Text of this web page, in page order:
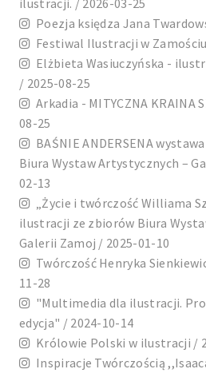
Poezja księdza Jana
Festiwal Ilustracji w
Elżbieta Wasiuczyńska -
/ 2025-08-25
Arkadia - MITYCZNA KRAINA
08-25
BAŚNIE ANDERSENA
Biura Wystaw Artystycznych –
02-13
„Życie i twórczość Williama
ilustracji ze zbiorów Biura
Galerii Zamoj / 2025-01-10
Twórczość Henryka
11-28
"Multimedia dla ilustracji.
edycja" / 2024-10-14
Królowie Polski w ilustracji /
Inspiracje Twórczością